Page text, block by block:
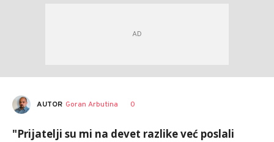
AUTOR Goran Arbutina 0
"Prijatelji su mi na devet razlike već poslali